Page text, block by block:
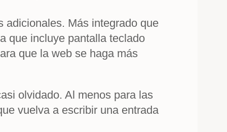
adicionales. Más integrado que
que incluye pantalla teclado
que la web se haga más
olvidado. Al menos para las
vuelva a escribir una entrada